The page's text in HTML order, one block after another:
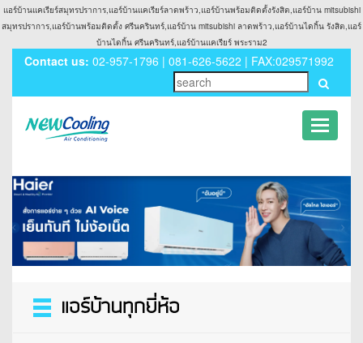
แอร์บ้านแคเรียร์สมุทรปราการ,แอร์บ้านแคเรียร์ลาดพร้าว,แอร์บ้านพร้อมติดตั้งรังสิต,แอร์บ้าน mitsubishi
สมุทรปราการ,แอร์บ้านพร้อมติดตั้ง ศรีนครินทร์,แอร์บ้าน mitsubishi ลาดพร้าว,แอร์บ้านไดกิ้น รังสิต,แอร์
บ้านไดกิ้น ศรีนครินทร์,แอร์บ้านแคเรียร์ พระราม2
Contact us: 02-957-1796 | 081-626-5622 | FAX:029571992
Toggle
Toggle
navigation